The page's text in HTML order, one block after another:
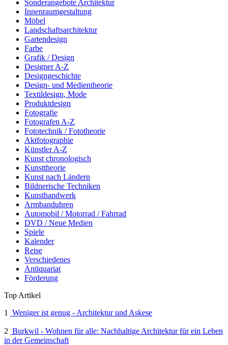
Sonderangebote Architektur
Innenraumgestaltung
Möbel
Landschaftsarchitektur
Gartendesign
Farbe
Grafik / Design
Designer A-Z
Designgeschichte
Design- und Medientheorie
Textildesign, Mode
Produktdesign
Fotografie
Fotografen A-Z
Fototechnik / Fototheorie
Aktfotographie
Künstler A-Z
Kunst chronologisch
Kunsttheorie
Kunst nach Ländern
Bildnerische Techniken
Kunsthandwerk
Armbanduhren
Automobil / Motorrad / Fahrrad
DVD / Neue Medien
Spiele
Kalender
Reise
Verschiedenes
Antiquariat
Förderung
Top Artikel
1
Weniger ist genug - Architektur und Askese
2 Burkwil - Wohnen für alle: Nachhaltige Architektur für ein Leben
in der Gemeinschaft